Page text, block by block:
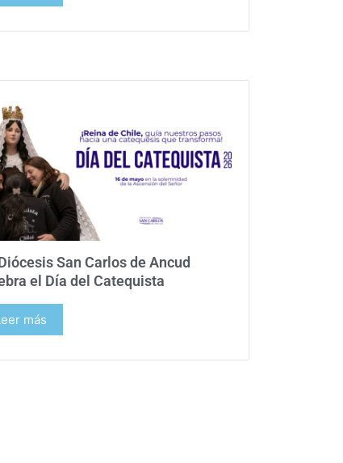
San Carlos de Ancud
el Día del Catequista
más